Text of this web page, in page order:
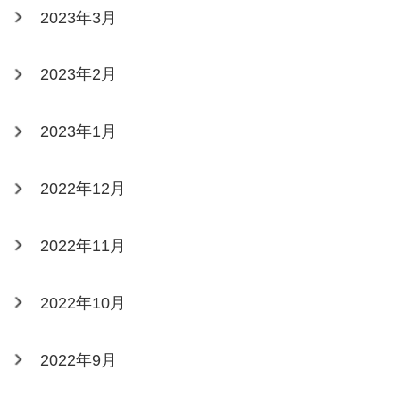
2023年3月
2023年2月
2023年1月
2022年12月
2022年11月
2022年10月
2022年9月